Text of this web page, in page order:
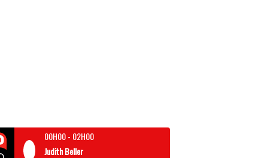
00H00- 02H00
Judith Beller